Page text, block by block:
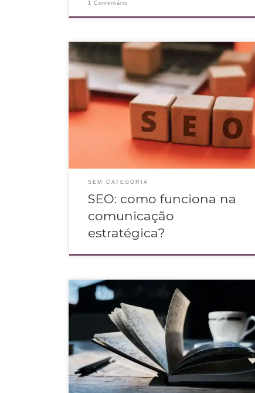
1 Comentário
O SEO apesar de muito falado, ainda gera muitas dúvidas,
principalmente quando combinado com comunicação
estratégica.
SEM CATEGORIA
SEO: como funciona na
comunicação
estratégica?
Escrever melhor é quando a empresa utiliza o tom de voz, e
passa essa percepção além de trazer o público para cada vez
mais perto da marca.